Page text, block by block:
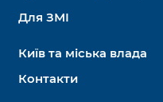
Для ЗМІ
Київ та міська влада
Контакти